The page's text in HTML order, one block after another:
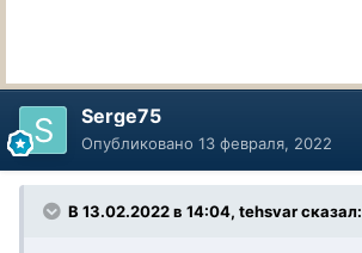
Serge75
Опубликовано 13 февраля, 2022
В 13.02.2022 в 14:04, tehsvar сказал: